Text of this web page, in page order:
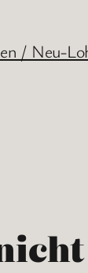
/ Neu-